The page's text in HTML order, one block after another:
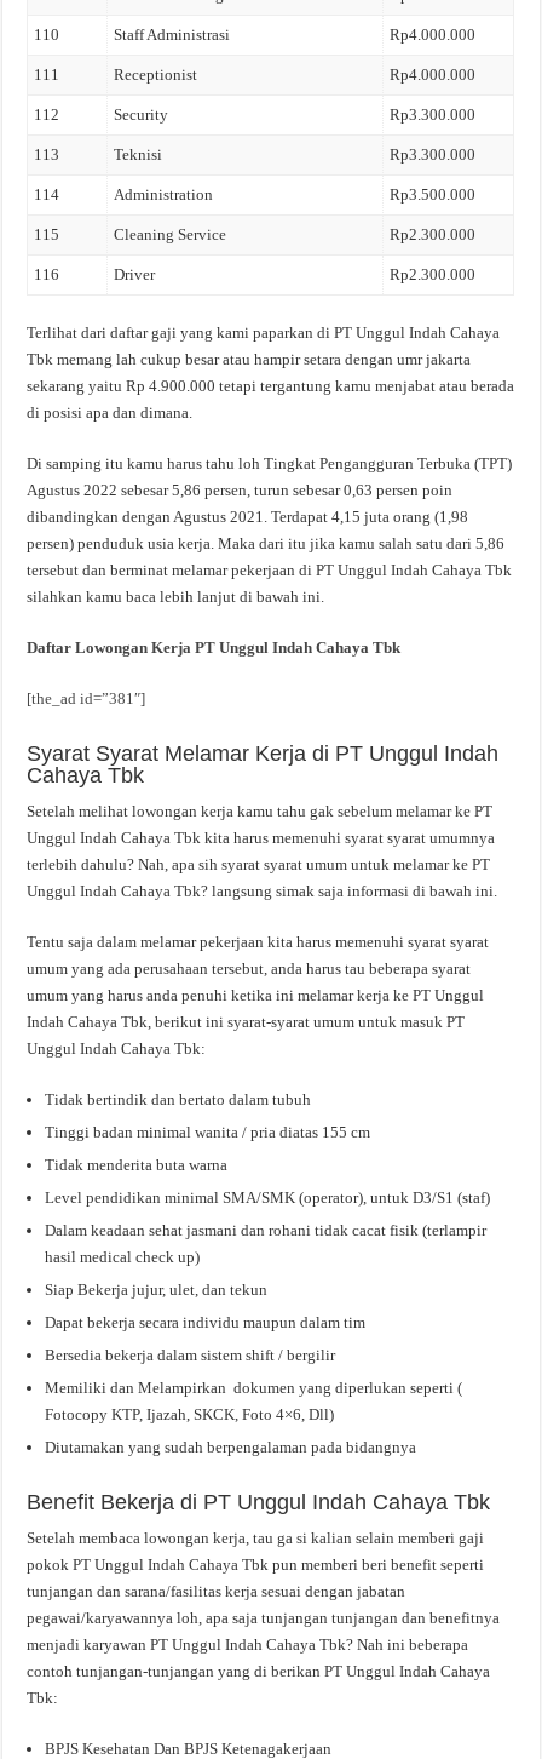
110 Staff Administrasi Rp4.000.000
111 Receptionist Rp4.000.000
112 Security Rp3.300.000
113 Teknisi Rp3.300.000
114 Administration Rp3.500.000
115 Cleaning Service Rp2.300.000
116 Driver Rp2.300.000
Terlihat dari daftar gaji yang kami paparkan di PT Unggul Indah Cahaya
Tbk memang lah cukup besar atau hampir setara dengan umr jakarta
sekarang yaitu Rp 4.900.000 tetapi tergantung kamu menjabat atau berada
di posisi apa dan dimana.
Di samping itu kamu harus tahu loh Tingkat Pengangguran Terbuka (TPT)
Agustus 2022 sebesar 5,86 persen, turun sebesar 0,63 persen poin
dibandingkan dengan Agustus 2021. Terdapat 4,15 juta orang (1,98
persen) penduduk usia kerja. Maka dari itu jika kamu salah satu dari 5,86
tersebut dan berminat melamar pekerjaan di PT Unggul Indah Cahaya Tbk
silahkan kamu baca lebih lanjut di bawah ini.
Daftar Lowongan Kerja PT Unggul Indah Cahaya Tbk
[the_ad id=”381″]
Syarat Syarat Melamar Kerja di PT Unggul Indah
Cahaya Tbk
Setelah melihat lowongan kerja kamu tahu gak sebelum melamar ke PT
Unggul Indah Cahaya Tbk kita harus memenuhi syarat syarat umumnya
terlebih dahulu? Nah, apa sih syarat syarat umum untuk melamar ke PT
Unggul Indah Cahaya Tbk? langsung simak saja informasi di bawah ini.
Tentu saja dalam melamar pekerjaan kita harus memenuhi syarat syarat
umum yang ada perusahaan tersebut, anda harus tau beberapa syarat
umum yang harus anda penuhi ketika ini melamar kerja ke PT Unggul
Indah Cahaya Tbk, berikut ini syarat-syarat umum untuk masuk PT
Unggul Indah Cahaya Tbk:
Tidak bertindik dan bertato dalam tubuh
Tinggi badan minimal wanita / pria diatas 155 cm
Tidak menderita buta warna
Level pendidikan minimal SMA/SMK (operator), untuk D3/S1 (staf)
Dalam keadaan sehat jasmani dan rohani tidak cacat fisik (terlampir
hasil medical check up)
Siap Bekerja jujur, ulet, dan tekun
Dapat bekerja secara individu maupun dalam tim
Bersedia bekerja dalam sistem shift / bergilir
Memiliki dan Melampirkan dokumen yang diperlukan seperti (
Fotocopy KTP, Ijazah, SKCK, Foto 4×6, Dll)
Diutamakan yang sudah berpengalaman pada bidangnya
Benefit Bekerja di PT Unggul Indah Cahaya Tbk
Setelah membaca lowongan kerja, tau ga si kalian selain memberi gaji
pokok PT Unggul Indah Cahaya Tbk pun memberi beri benefit seperti
tunjangan dan sarana/fasilitas kerja sesuai dengan jabatan
pegawai/karyawannya loh, apa saja tunjangan tunjangan dan benefitnya
menjadi karyawan PT Unggul Indah Cahaya Tbk? Nah ini beberapa
contoh tunjangan-tunjangan yang di berikan PT Unggul Indah Cahaya
Tbk:
BPJS Kesehatan Dan BPJS Ketenagakerjaan